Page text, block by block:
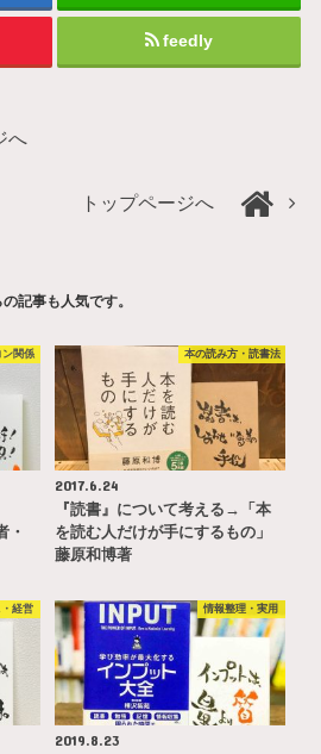
feedly
へ
トップページへ
記事も人気です。
ン関係
・
本の読み方・読書法
2017.6.24
『読書』について考える→「本
を読む人だけが手にするもの」
藤原和博著
・経営 情報整理・実用
2019.8.23